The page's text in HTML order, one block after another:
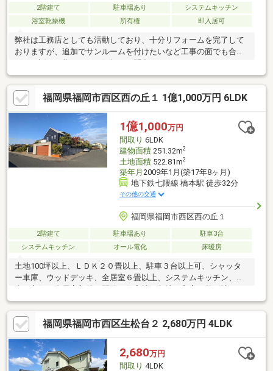
2階建て 駐車場あり
システムキッチン
浴室乾燥機
所有権 即入居可
弊社は工務店としても活動しており、十分リフォームを完了して
おりますが、追加でサンルームを付けたいなど工事の面でも合わ
せてお話が可能です。お気軽にお問合せ下さいませ！
福岡県福岡市西区西の丘１ 1億1,000万円 6LDK
1億1,000万円
間取り 6LDK
建物面積251.32m2
土地面積522.81m2
築年月 2009年1月(築17年8ヶ月)
地下鉄七隈線 橋本駅 徒歩32分
その他の交通
福岡県福岡市西区西の丘１
2階建て 駐車場あり
駐車3台
システムキッチン
オール電化 床暖房
土地100坪以上、ＬＤＫ２０畳以上、駐車３台以上可、シャッタ
ー車庫、ウッドデッキ、全居室６畳以上、システムキッチン、陽
庭、シャワー付洗面化粧台、対面式キッチン、ワイドバルコニ
ー、２階建、東南向き、温水洗浄便座、ＴＶモニタ付インターホ
ン、通風良好、眺望良好、ウォークインクローゼット、ＩＨクッ
キングヒーター、シューズインクローク
福岡県福岡市西区生松台２ 2,680万円 4LDK
2,680万円
間取り 4LDK